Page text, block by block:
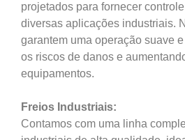
projetados para fornecer
diversas aplicações industriais.
garantem uma operação suave
os riscos de danos e
equipamentos.
Freios Industriais:
Contamos com uma linha